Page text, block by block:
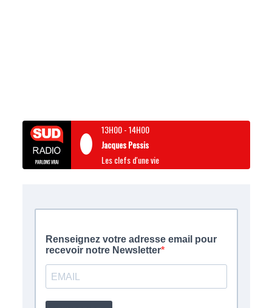
13H00-14H00
Jacques Pessis
Les clefs d'une vie